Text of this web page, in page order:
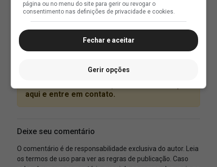
página ou no menu do site para gerir ou revogar o
consentimento nas definições de privacidade e cookies.
Fechar e aceitar
Gerir opções